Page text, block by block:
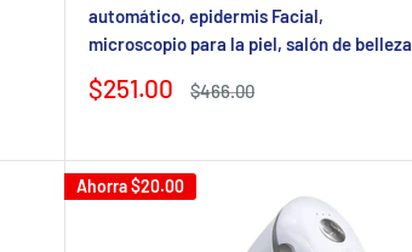
automático, epidermis Facial,
microscopio para la piel, salón de belleza
Precio
$251.00
Precio
$466.00
Ahorra$20.00